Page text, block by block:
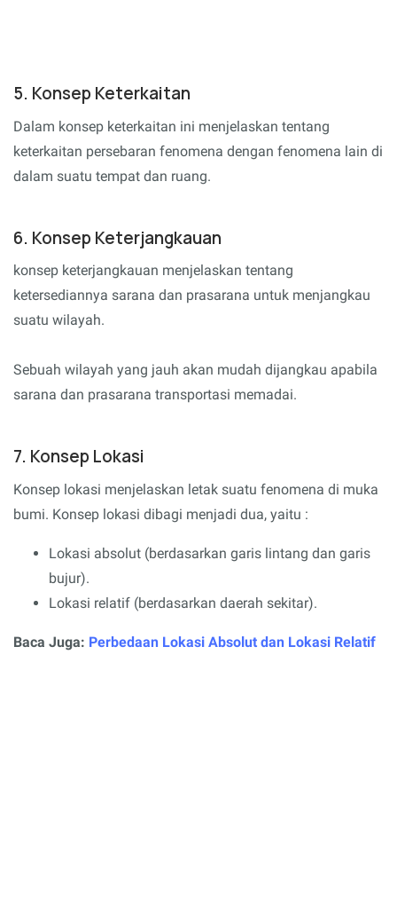
5. Konsep Keterkaitan
Dalam konsep keterkaitan ini menjelaskan tentang
keterkaitan persebaran fenomena dengan fenomena lain di
dalam suatu tempat dan ruang.
6. Konsep Keterjangkauan
konsep keterjangkauan menjelaskan tentang
ketersediannya sarana dan prasarana untuk menjangkau
suatu wilayah.
Sebuah wilayah yang jauh akan mudah dijangkau apabila
sarana dan prasarana transportasi memadai.
7. Konsep Lokasi
Konsep lokasi menjelaskan letak suatu fenomena di muka
bumi. Konsep lokasi dibagi menjadi dua, yaitu :
Lokasi absolut (berdasarkan garis lintang dan garis
bujur).
Lokasi relatif (berdasarkan daerah sekitar).
Baca Juga: Perbedaan Lokasi Absolut dan Lokasi Relatif